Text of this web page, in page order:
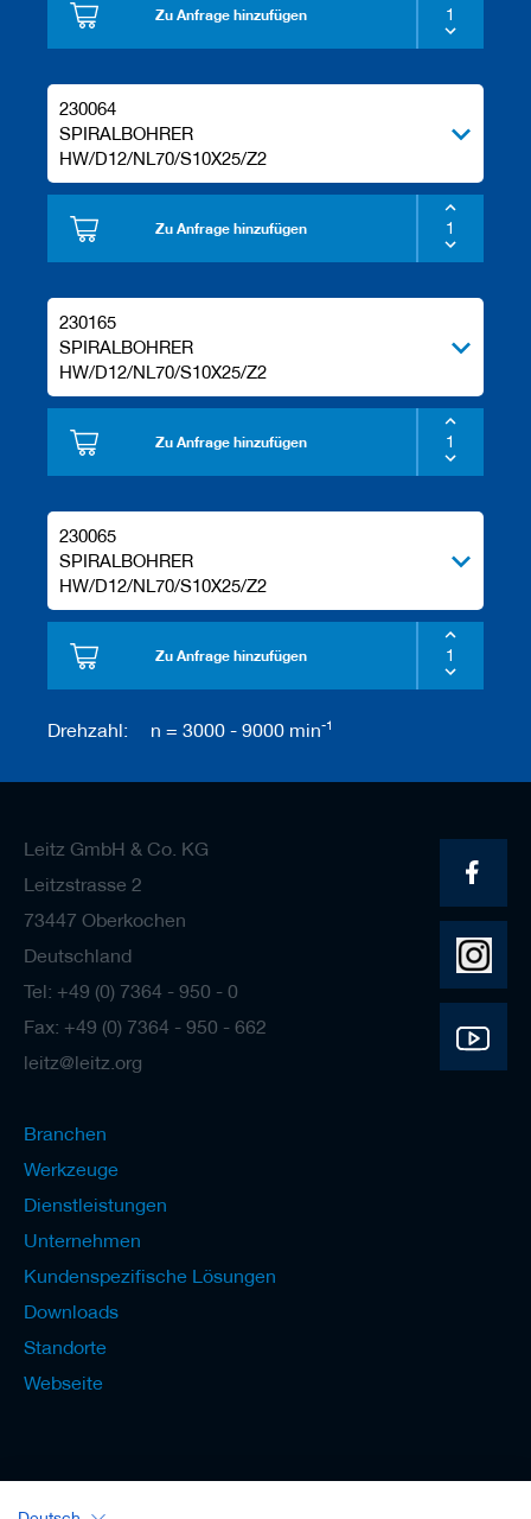
Zu Anfrage hinzufügen
230064
SPIRALBOHRER
HW/D12/NL70/S10X25/Z2
Zu Anfrage hinzufügen
230165
SPIRALBOHRER
HW/D12/NL70/S10X25/Z2
Zu Anfrage hinzufügen
230065
SPIRALBOHRER
HW/D12/NL70/S10X25/Z2
Zu Anfrage hinzufügen
Drehzahl: n = 3000 - 9000 min-1
Leitz GmbH & Co. KG
Leitzstrasse 2
73447 Oberkochen
Deutschland
Tel: +49 (0) 7364 - 950 - 0
Fax: +49 (0) 7364 - 950 - 662
leitz@leitz.org
Branchen
Werkzeuge
Dienstleistungen
Unternehmen
Kundenspezifische Lösungen
Downloads
Standorte
Webseite